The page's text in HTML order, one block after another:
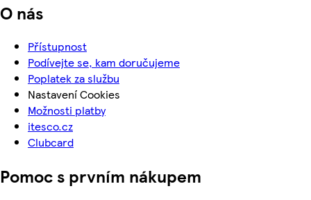
O nás
Přístupnost
Podívejte se, kam doručujeme
Poplatek za službu
Nastavení Cookies
Možnosti platby
itesco.cz
Clubcard
Pomoc s prvním nákupem